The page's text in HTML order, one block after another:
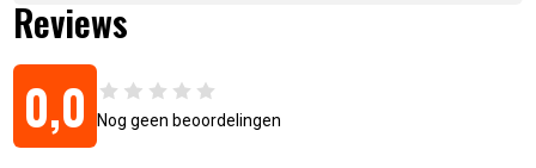
Gietijzeren grillroosters met porseleincoating
SIZZLE ZONE™ infrarood zijbrander
SafetyGlow™-bedieningsknoppen
JETFIRE™-ontsteking
Infrarood achterbrander voor draaispit
ACCU-PROBE™-thermometer
Reviews
0,0 Nog geen beoordelingen